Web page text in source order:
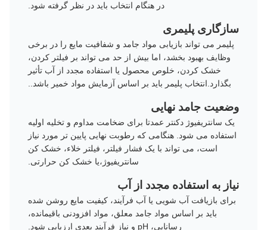
در هنگام انتخاب باید در نظر گرفته شود.
سازگاری پلیمری
پلیمر می تواند بازیابی مواد جامد و شفافیت مایع را در برخی
وظایف بهبود بخشد، اما بیش از حد می تواند بر فیلتر کردن،
خشک کردن، خلوص محصول یا استفاده مجدد از آب تأثیر
بگذارد.انتخاب پلیمر باید بر اساس آزمایش مواد خمیر باشد..
وضعیت جامد نهایی
یک سانتریفیوژ دکنتر عمدتا برای ضخامت مداوم و تخلیه اولیه
استفاده می شود. هنگامی که رطوبت نهایی پایین تر مورد نیاز
است، می تواند با یک فشار فیلتر، فیلتر خلاء، خشک کن
سانتریفیوژ،یا خشک کن حرارتی.
نیاز به استفاده مجدد از آب
برای بازیافت آب شویی یا آب فرآیند، کیفیت مایع روشن شده
باید بر اساس مواد جامد معلق، مواد افزودنی باقیمانده،
رسانایی، pH و نیاز فرآیند بعدی ارزیابی شود.